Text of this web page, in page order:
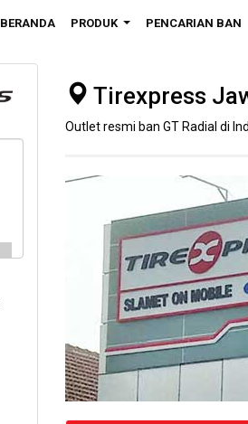
BERANDA
PRODUK
PENCARIAN BAN
Tirexpress
Outlet resmi ban GT Radial di